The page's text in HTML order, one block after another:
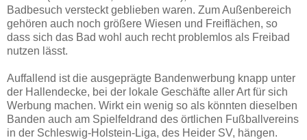
Badbesuch versteckt geblieben waren. Zum Außenbereich
gehören auch noch größere Wiesen und Freiflächen, so
dass sich das Bad wohl auch recht problemlos als Freibad
nutzen lässt.
Auffallend ist die ausgeprägte Bandenwerbung knapp unter
der Hallendecke, bei der lokale Geschäfte aller Art für sich
Werbung machen. Wirkt ein wenig so als könnten dieselben
Banden auch am Spielfeldrand des örtlichen Fußballvereins
in der Schleswig-Holstein-Liga, des Heider SV, hängen.